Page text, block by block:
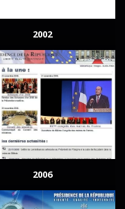
2002
2006